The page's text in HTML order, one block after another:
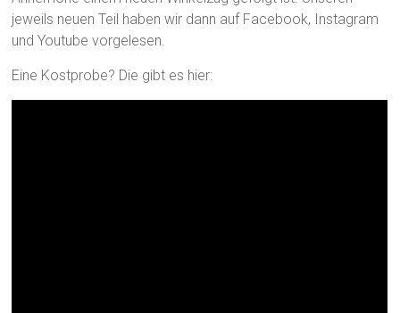
jeweils neuen Teil haben wir dann auf Facebook, Instagram
und Youtube vorgelesen.
Eine Kostprobe? Die gibt es hier: